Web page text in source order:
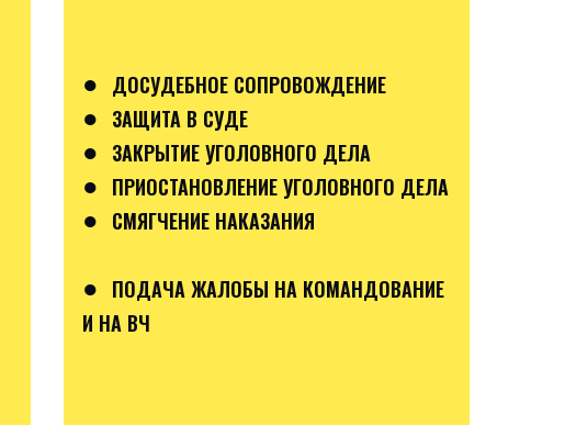
● ДОСУДЕБНОЕ СОПРОВОЖДЕНИЕ
● ЗАЩИТА В СУДЕ
● ЗАКРЫТИЕ УГОЛОВНОГО ДЕЛА
● ПРИОСТАНОВЛЕНИЕ УГОЛОВНОГО ДЕЛА
● СМЯГЧЕНИЕ НАКАЗАНИЯ
● ПОДАЧА ЖАЛОБЫ НА КОМАНДОВАНИЕ
И НА ВЧ